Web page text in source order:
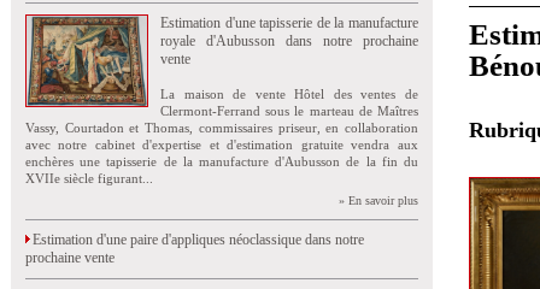
Estimation d'une tapisserie de la manufacture
royale d'Aubusson dans notre prochaine
vente
La maison de vente Hôtel des ventes de
Clermont-Ferrand sous le marteau de Maîtres
Vassy, Courtadon et Thomas, commissaires priseur, en collaboration
avec notre cabinet d'expertise et d'estimation gratuite vendra aux
enchères une tapisserie de la manufacture d'Aubusson de la fin du
XVIIe siècle figurant...
» En savoir plus
Estimation d'une paire d'appliques néoclassique dans notre
prochaine vente